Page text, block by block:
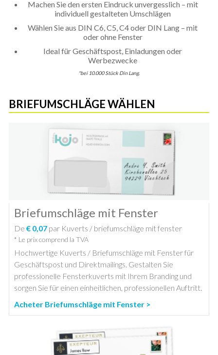
Machen Sie den ersten Eindruck unvergesslich – mit
individuell gestalteten Umschlägen
Wählen Sie aus DIN C6, C5, C4 oder DIN Lang – mit
oder ohne Fenster
Ideal für Geschäftspost, Einladungen oder
Werbezwecke
*bei 10.000 Stück Din Lang.
BRIEFUMSCHLÄGE WÄHLEN
Briefumschläge mit Fenster
De € 0,07par Kuverts / briefumschläge mit fenster
* Le prix comprend la TVA
Hochwertige Kuverts / Briefumschläge mit Fenster für
Geschäftspost und Direktmailings. Gestalten Sie
professionelle Fensterkuverts mit Ihrem Branding und
sorgen Sie für einen einheitlichen, professionellen Auftritt.
Acheter Briefumschläge mit Fenster >